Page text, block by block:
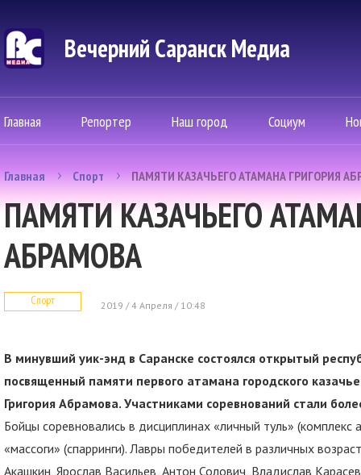
Вечерний Саранск Mедиа
Главная Репортер Наш город Социум
Главная Спорт ПАМЯТИ КАЗАЧЬЕГО АТАМАНА ГРИГОРИЯ
ПАМЯТИ КАЗАЧЬЕГО
АБРАМОВА
Спорт 2019 / 4 Апреля / 10:48
В минувший уик-энд в Саранске состоялся открытый
посвященный памяти первого атамана городского
Григория Абрамова. Участниками соревнований стали
Бойцы соревновались в дисциплинах «личный туль»
«массоги» (спарринги). Лавры победителей в различных
Акашкин, Ярослав Васильев, Антон Солович, Владислав